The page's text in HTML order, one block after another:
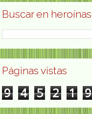
Buscar en heroínas
Páginas vistas
9 4 5 2 1 9